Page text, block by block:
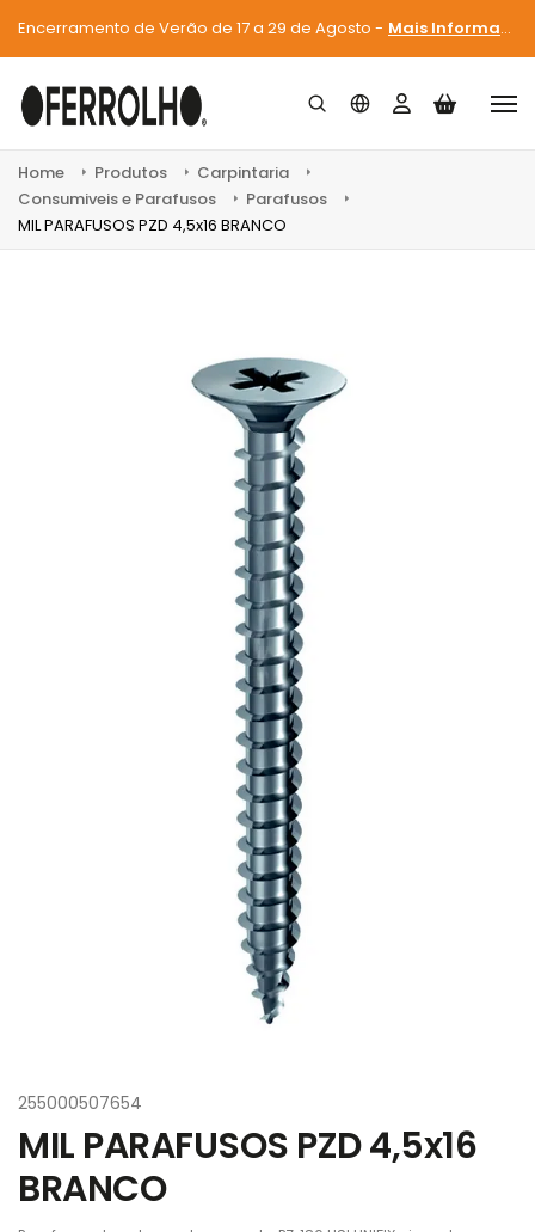
Encerramento de Verão de 17 a 29 de Agosto - Mais Informações
Home Produtos
Carpintaria
Consumiveis e Parafusos
Parafusos
MIL PARAFUSOS PZD 4,5x16 BRANCO
255000507654
MIL PARAFUSOS PZD 4,5x16
BRANCO